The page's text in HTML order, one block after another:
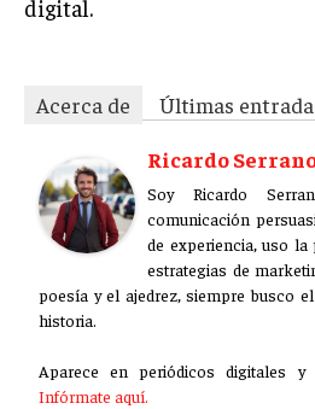
BLOG
Acerca de Últimas entradas
Ricardo Serrano
Soy Ricardo
estrategias de
poesía y el ajedrez, siempre busco
digital.
Acerca de
Últimas
Ricardo
Soy Ricardo
comunicación
de experiencia, uso
estrategias de
poesía y el ajedrez, siempre busco
historia.
Aparece en periódicos digitales y
Infórmate aquí.